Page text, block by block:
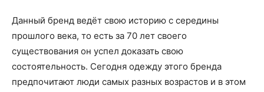
Данный бренд ведёт свою историю с середины
прошлого века, то есть за 70 лет своего
существования он успел доказать свою
состоятельность. Сегодня одежду этого бренда
предпочитают люди самых разных возрастов и в этом